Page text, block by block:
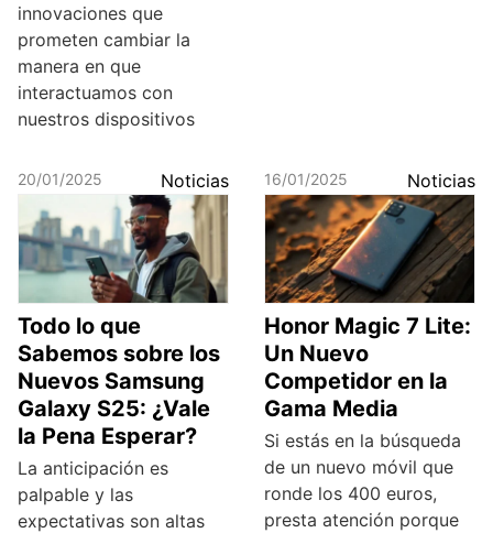
innovaciones que
prometen cambiar la
manera en que
interactuamos con
nuestros dispositivos
20/01/2025 Noticias
Todo lo que
Sabemos sobre los
Nuevos Samsung
Galaxy S25: ¿Vale
la Pena Esperar?
La anticipación es
palpable y las
expectativas son altas
16/01/2025 Noticias
Honor Magic 7 Lite:
Un Nuevo
Competidor en la
Gama Media
Si estás en la búsqueda
de un nuevo móvil que
ronde los 400 euros,
presta atención porque